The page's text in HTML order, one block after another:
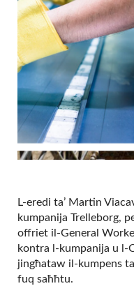
L-eredi ta’ Martin
kumpanija Trelleborg,
offriet il-General
kontra l-kumpanija u
jingħataw il-kumpens
fuq saħħtu.